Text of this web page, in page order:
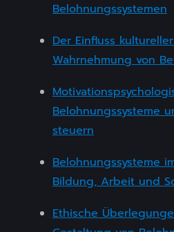
Belohnungssystemen
Der Einfluss
Wahrnehmung von
Belohnungssysteme
steuern
Belohnungssysteme
Bildung, Arbeit und
Ethische